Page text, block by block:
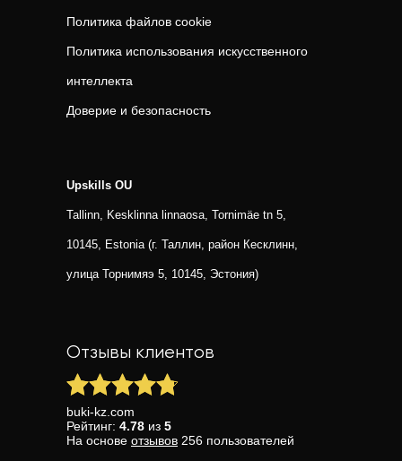
Политика файлов cookie
Политика использования искусственного
интеллекта
Доверие и безопасность
Upskills OU
Tallinn, Kesklinna linnaosa, Tornimäe tn 5,
10145, Estonia (г. Таллин, район Кесклинн,
улица Торнимяэ 5, 10145, Эстония)
Отзывы клиентов
buki-kz.com
Рейтинг: 4.78 из 5
На основе отзывов 256 пользователей